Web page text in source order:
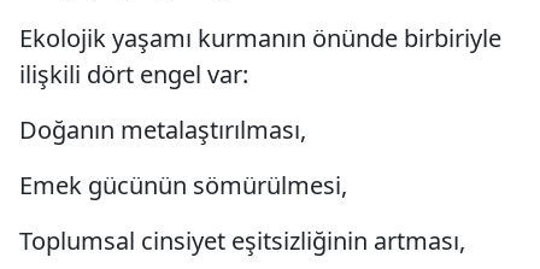
Ekolojik yaşamı kurmanın önünde birbiriyle
ilişkili dört engel var:
Doğanın metalaştırılması,
Emek gücünün sömürülmesi,
Toplumsal cinsiyet eşitsizliğinin artması,